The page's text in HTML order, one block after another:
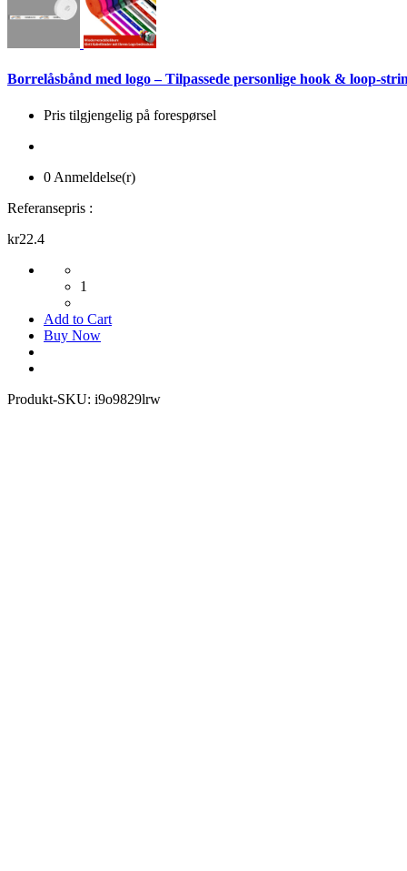
Borrelåsbånd med logo – Tilpassede personlige hook & loop-
Pris tilgjengelig på forespørsel
0 Anmeldelse(r)
Referansepris :
kr22.4
1
Add to Cart
Buy Now
Produkt-SKU: i9o9829lrw